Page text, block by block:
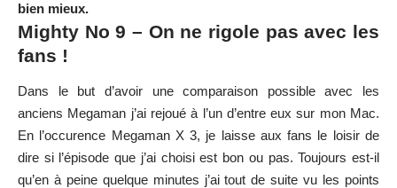
bien mieux.
Mighty No 9 – On ne rigole pas avec les
fans !
Dans le but d’avoir une comparaison possible avec les
anciens Megaman j’ai rejoué à l’un d’entre eux sur mon Mac.
En l’occurence Megaman X 3, je laisse aux fans le loisir de
dire si l’épisode que j’ai choisi est bon ou pas. Toujours est-il
qu’en à peine quelque minutes j’ai tout de suite vu les points